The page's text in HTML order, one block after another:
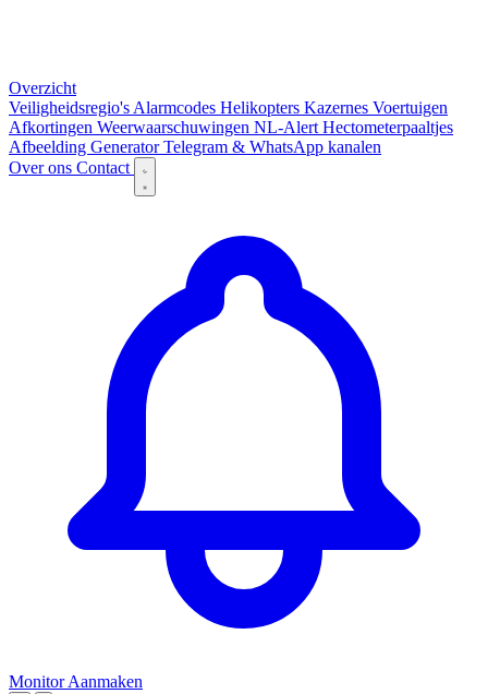
Overzicht
Veiligheidsregio's Alarmcodes Helikopters Kazernes Voertuigen
Afkortingen Weerwaarschuwingen NL-Alert Hectometerpaaltjes
Afbeelding GeneratorTelegram & WhatsApp kanalen
Over ons Contact
Monitor Aanmaken